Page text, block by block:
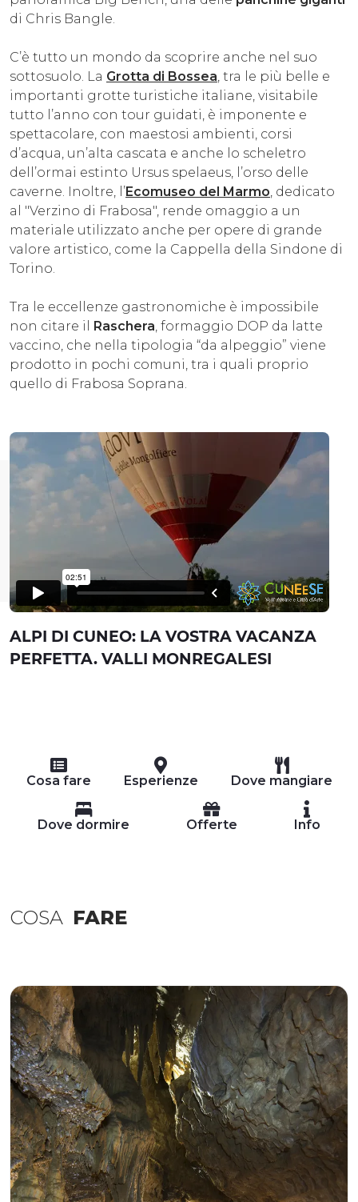
di Chris Bangle.
C’è tutto un mondo da scoprire anche nel suo
sottosuolo. La Grotta di Bossea , tra le più belle e
importanti grotte turistiche italiane, visitabile
tutto l’anno con tour guidati, è imponente e
spettacolare, con maestosi ambienti, corsi
d’acqua, un’alta cascata e anche lo scheletro
dell’ormai estinto Ursus spelaeus, l’orso delle
caverne. Inoltre, l’Ecomuseo del Marmo , dedicato
al "Verzino di Frabosa", rende omaggio a un
materiale utilizzato anche per opere di grande
valore artistico, come la Cappella della Sindone di
Torino.
Tra le eccellenze gastronomiche è impossibile
non citare il Raschera , formaggio DOP da latte
vaccino, che nella tipologia “da alpeggio” viene
prodotto in pochi comuni, tra i quali proprio
quello di Frabosa Soprana.
ALPI DI CUNEO: LA VOSTRA VACANZA
PERFETTA. VALLI MONREGALESI
Cosa fare Esperienze Dove mangiare
Dove dormire Offerte Info
COSA FARE